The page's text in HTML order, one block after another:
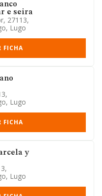
e seira
27113,
Lugo
FICHA
Lugo
FICHA
y
Lugo